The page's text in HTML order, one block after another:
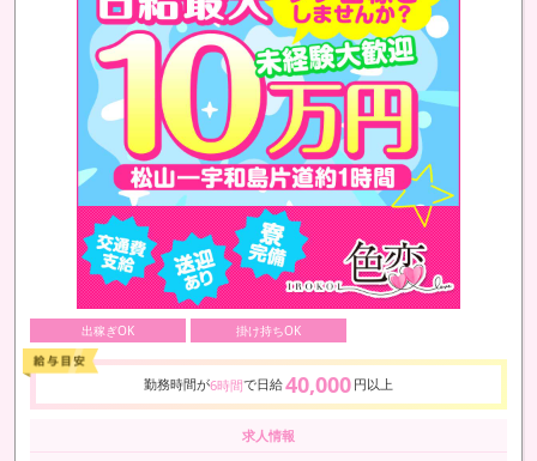
出稼ぎOK 掛け持ちOK
勤務時間が6時間で日給40,000 円以上
求人情報